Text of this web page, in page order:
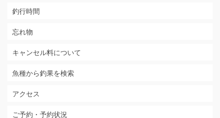
釣行時間
忘れ物
キャンセル料について
魚種から釣果を検索
アクセス
ご予約・予約状況